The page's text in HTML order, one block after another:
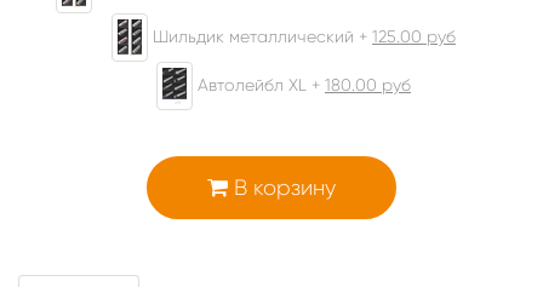
Шильдик металлический + 125.00 руб
Автолейбл XL + 180.00 руб
В корзину